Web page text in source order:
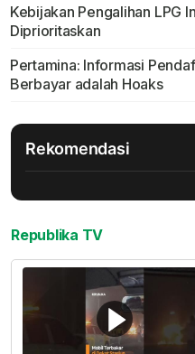
Kebijakan Pengalihan LPG
Diprioritaskan
Pertamina: Informasi
Berbayar adalah Hoaks
Rekomendasi
Republika TV